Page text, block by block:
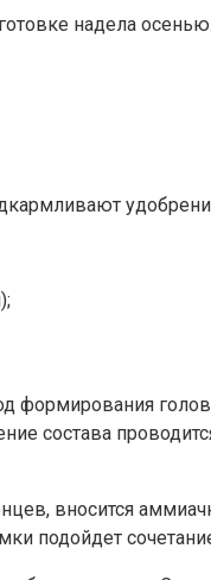
надела
формирования
состава
вносится
подойдет